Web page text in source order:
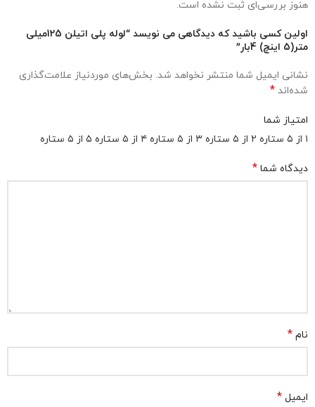
هنوز بررسی‌ای ثبت نشده است.
اولین کسی باشید که دیدگاهی می نویسد “لوله پلی اتیلن 125میلی
متر(5 اینچ) 4بار”
نشانی ایمیل شما منتشر نخواهد شد. بخش‌های موردنیاز علامت‌گذاری
شده‌اند *
امتیاز شما
۱ از ۵ ستاره
۲ از ۵ ستاره ۳ از ۵ ستاره ۴ از ۵ ستاره ۵ از ۵ ستاره
دیدگاه شما *
نام *
ایمیل *